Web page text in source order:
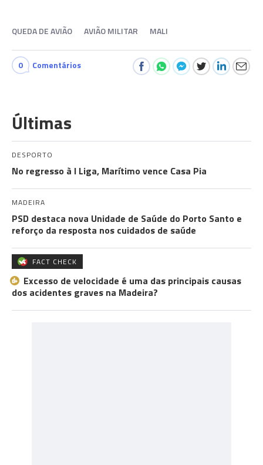
QUEDA DE AVIÃO AVIÃO MILITAR MALI
0 Comentários
Últimas
DESPORTO
No regresso à I Liga, Marítimo vence Casa Pia
MADEIRA
PSD destaca nova Unidade de Saúde do Porto Santo e
reforço da resposta nos cuidados de saúde
FACT CHECK
Excesso de velocidade é uma das principais causas
dos acidentes graves na Madeira?